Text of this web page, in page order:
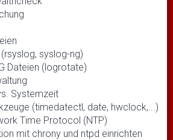
syslog-ng)
Dateien (logrotate)
Systemzeit
(timedatectl, date, hwclock,...)
Time Protocol (NTP)
mit chrony und ntpd einrichten